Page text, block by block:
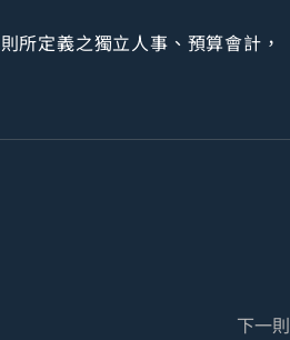
所定義之獨立人事、預算會計，
下一則